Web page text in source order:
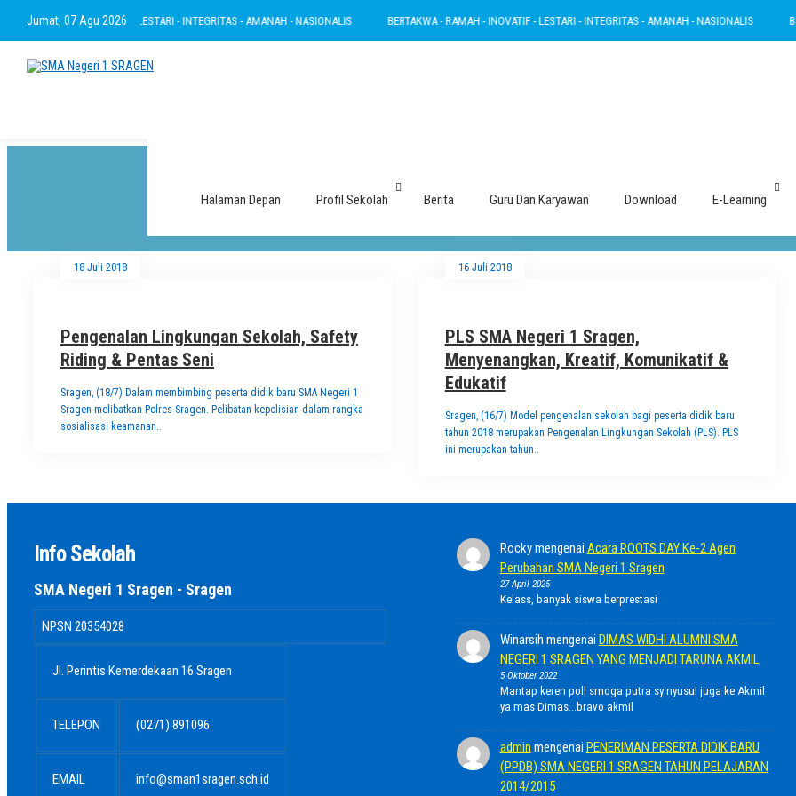
Jumat, 07 Agu 2026
- RAMAH - INOVATIF - LESTARI - INTEGRITAS - AMANAH - NASIONALIS BERTAKWA - RAMAH - INOVATIF - LESTARI - INTEGRITAS - AMANAH - NASIONALIS
Halaman Depan Profil Sekolah Berita Guru Dan Karyawan Download E-Learning
Tag : Pls
18 Juli 2018
Pengenalan Lingkungan Sekolah, Safety
Riding & Pentas Seni
Sragen, (18/7) Dalam membimbing peserta didik baru SMA Negeri 1
Sragen melibatkan Polres Sragen. Pelibatan kepolisian dalam rangka
sosialisasi keamanan..
16 Juli 2018
PLS SMA Negeri 1 Sragen,
Menyenangkan, Kreatif, Komunikatif &
Edukatif
Sragen, (16/7) Model pengenalan sekolah bagi peserta didik baru
tahun 2018 merupakan Pengenalan Lingkungan Sekolah (PLS). PLS
ini merupakan tahun..
Info Sekolah
SMA Negeri 1 Sragen - Sragen
NPSN 20354028
Jl. Perintis Kemerdekaan 16 Sragen
TELEPON (0271) 891096
EMAIL info@sman1sragen.sch.id
Rockymengenai Acara ROOTS DAY Ke-2 Agen
Perubahan SMA Negeri 1 Sragen
27 April 2025
Kelass, banyak siswa berprestasi
Winarsih mengenai DIMAS WIDHI ALUMNI SMA
NEGERI 1 SRAGEN YANG MENJADI TARUNA AKMIL
5 Oktober 2022
Mantap keren poll smoga putra sy nyusul juga ke Akmil
ya mas Dimas...bravo akmil
admin mengenai PENERIMAN PESERTA DIDIK BARU
(PPDB) SMA NEGERI 1 SRAGEN TAHUN PELAJARAN
2014/2015